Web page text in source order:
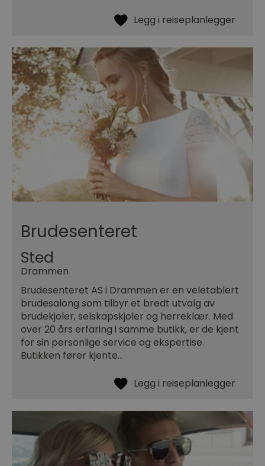
Brudesenteret
Sted
Drammen
Brudesenteret AS i Drammen er en veletablert
brudesalong som tilbyr et bredt utvalg av
brudekjoler, selskapskjoler og herreklær. Med
over 20 års erfaring i samme butikk, er de kjent
for sin personlige service og ekspertise.
Butikken fører kjente…